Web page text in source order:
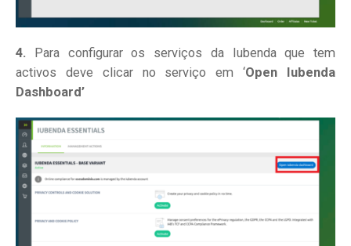
4. Para configurar os serviços da Iubenda que tem
activos deve clicar no serviço em ‘Open Iubenda
Dashboard’